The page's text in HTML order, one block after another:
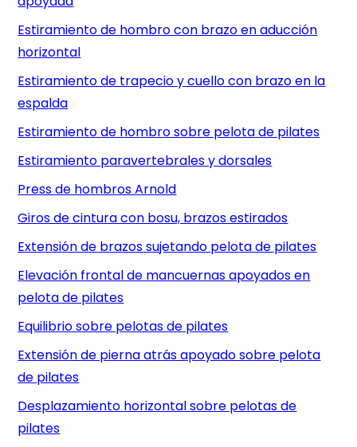
Estiramiento de hombro con brazo en aducción
horizontal
Estiramiento de trapecio y cuello con brazo en la
espalda
Estiramiento de hombro sobre pelota de pilates
Estiramiento paravertebrales y dorsales
Press de hombros Arnold
Giros de cintura con bosu, brazos estirados
Extensión de brazos sujetando pelota de pilates
Elevación frontal de mancuernas apoyados en
pelota de pilates
Equilibrio sobre pelotas de pilates
Extensión de pierna atrás apoyado sobre pelota
de pilates
Desplazamiento horizontal sobre pelotas de
pilates